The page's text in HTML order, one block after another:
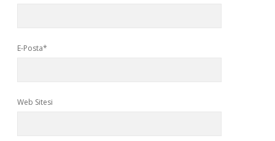
E-Posta*
Web Sitesi